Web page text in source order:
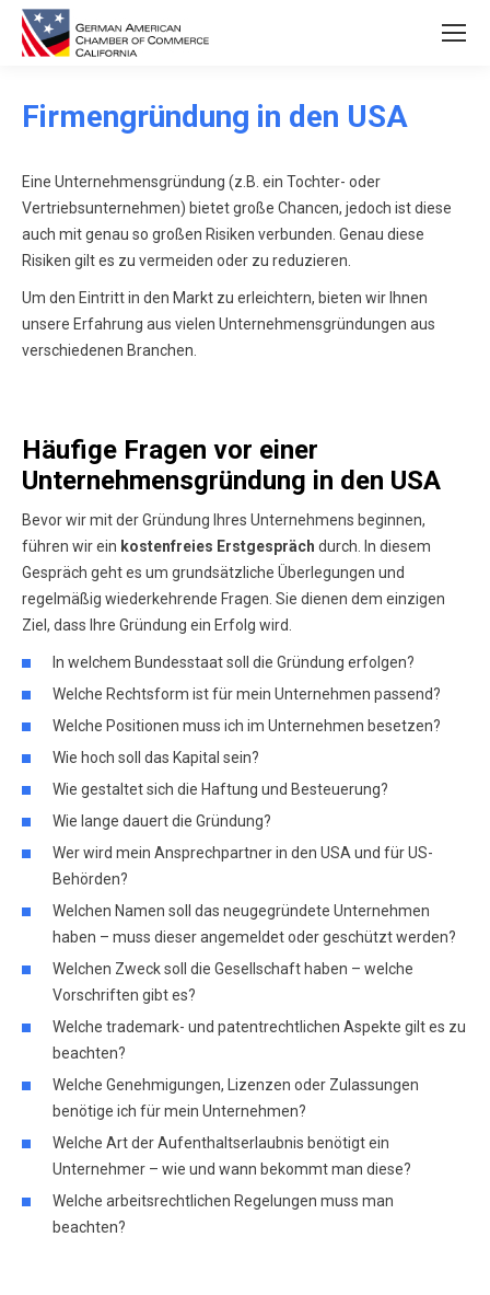
Firmengründung in den USA
Eine Unternehmensgründung (z.B. ein Tochter- oder
Vertriebsunternehmen) bietet große Chancen, jedoch ist diese
auch mit genau so großen Risiken verbunden. Genau diese
Risiken gilt es zu vermeiden oder zu reduzieren.
Um den Eintritt in den Markt zu erleichtern, bieten wir Ihnen
unsere Erfahrung aus vielen Unternehmensgründungen aus
verschiedenen Branchen.
Häufige Fragen vor einer
Unternehmensgründung in den USA
Bevor wir mit der Gründung Ihres Unternehmens beginnen,
führen wir ein kostenfreies Erstgespräch durch. In diesem
Gespräch geht es um grundsätzliche Überlegungen und
regelmäßig wiederkehrende Fragen. Sie dienen dem einzigen
Ziel, dass Ihre Gründung ein Erfolg wird.
In welchem Bundesstaat soll die Gründung erfolgen?
Welche Rechtsform ist für mein Unternehmen passend?
Welche Positionen muss ich im Unternehmen besetzen?
Wie hoch soll das Kapital sein?
Wie gestaltet sich die Haftung und Besteuerung?
Wie lange dauert die Gründung?
Wer wird mein Ansprechpartner in den USA und für US-
Behörden?
Welchen Namen soll das neugegründete Unternehmen
haben – muss dieser angemeldet oder geschützt werden?
Welchen Zweck soll die Gesellschaft haben – welche
Vorschriften gibt es?
Welche trademark- und patentrechtlichen Aspekte gilt es zu
beachten?
Welche Genehmigungen, Lizenzen oder Zulassungen
benötige ich für mein Unternehmen?
Welche Art der Aufenthaltserlaubnis benötigt ein
Unternehmer – wie und wann bekommt man diese?
Welche arbeitsrechtlichen Regelungen muss man
beachten?